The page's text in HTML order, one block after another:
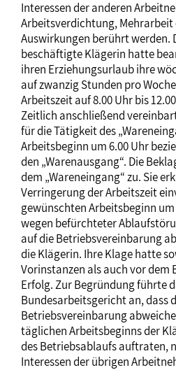
Interessen der anderen
Arbeitsverdichtung, Mehrarbeit
Auswirkungen berührt werden.
beschäftigte Klägerin hatte
ihren Erziehungsurlaub ihre
auf zwanzig Stunden pro
Arbeitszeit auf 8.00 Uhr bis
Zeitlich anschließend
für die Tätigkeit des
Arbeitsbeginn um 6.00 Uhr
den „Warenausgang“. Die
dem „Wareneingang“ zu. Sie
Verringerung der Arbeitszeit
gewünschten Arbeitsbeginn
wegen befürchteter
auf die Betriebsvereinbarung
die Klägerin. Ihre Klage hatte
Vorinstanzen als auch vor
Erfolg. Zur Begründung führte
Bundesarbeitsgericht an, dass
Betriebsvereinbarung
täglichen Arbeitsbeginns der
des Betriebsablaufs auftraten,
Interessen der übrigen